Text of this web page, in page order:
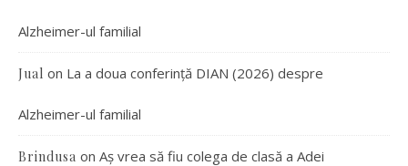
Alzheimer-ul familial
Jual on La a doua conferință DIAN (2026) despre
Alzheimer-ul familial
Brindusa on Aș vrea să fiu colega de clasă a Adei